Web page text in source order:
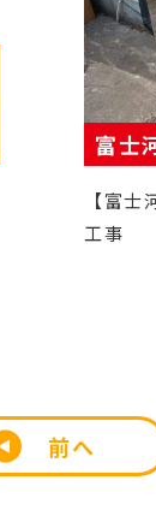
【
換
前へ